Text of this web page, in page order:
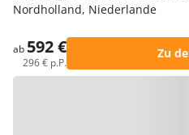
Nordholland, Niederlande
ab 592 €
296 € p.P.
Zu